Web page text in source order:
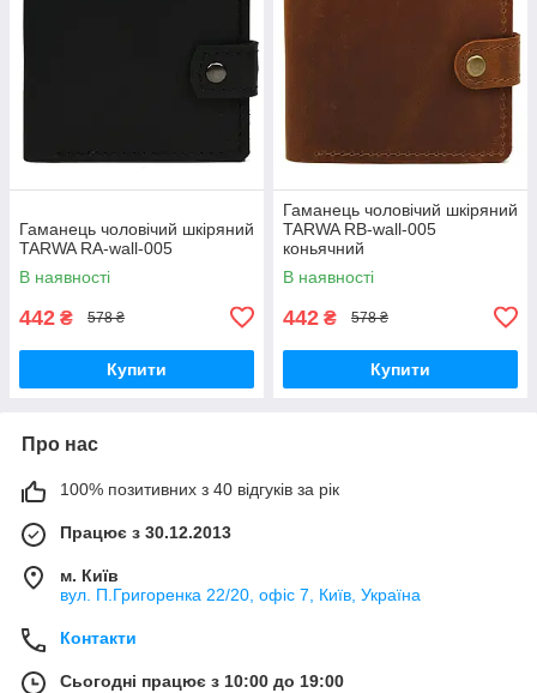
Гаманець чоловічий шкіряний
TARWA RA-wall-005
В наявності
442 ₴ 578 ₴
Купити
Гаманець чоловічий шкіряний
TARWA RB-wall-005
коньячний
В наявності
442 ₴ 578 ₴
Купити
Про нас
100% позитивних з 40 відгуків за рік
Працює з 30.12.2013
м. Київ
вул. П.Григоренка 22/20, офіс 7, Київ, Україна
Контакти
Сьогодні працює з 10:00 до 19:00